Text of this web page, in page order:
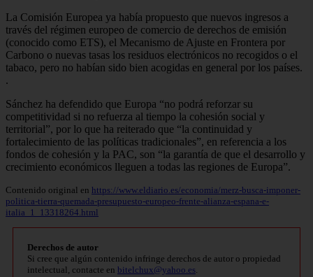
La Comisión Europea ya había propuesto que nuevos ingresos a
través del régimen europeo de comercio de derechos de emisión
(conocido como ETS), el Mecanismo de Ajuste en Frontera por
Carbono o nuevas tasas los residuos electrónicos no recogidos o el
tabaco, pero no habían sido bien acogidas en general por los países.
.
Sánchez ha defendido que Europa “no podrá reforzar su
competitividad si no refuerza al tiempo la cohesión social y
territorial”, por lo que ha reiterado que “la continuidad y
fortalecimiento de las políticas tradicionales”, en referencia a los
fondos de cohesión y la PAC, son “la garantía de que el desarrollo y
crecimiento económicos lleguen a todas las regiones de Europa”.
Contenido original en https://www.eldiario.es/economia/merz-busca-imponer-
politica-tierra-quemada-presupuesto-europeo-frente-alianza-espana-e-
italia_1_13318264.html
Derechos de autor
Si cree que algún contenido infringe derechos de autor o propiedad
intelectual, contacte en bitelchux@yahoo.es